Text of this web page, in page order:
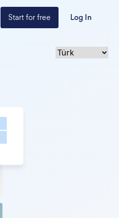
Start for free Log In